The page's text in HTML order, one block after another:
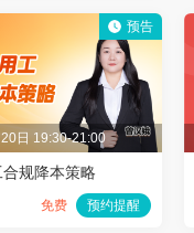
日 19:30-21:00
规降本策略
免费 预约提醒
预告